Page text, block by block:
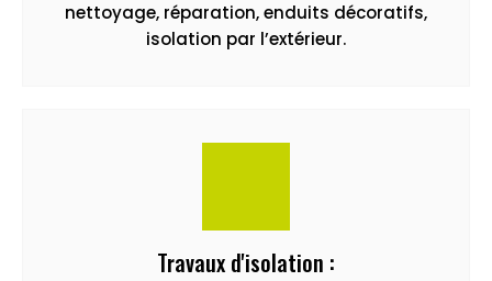
nettoyage, réparation, enduits décoratifs,
isolation par l’extérieur.
Travaux d'isolation :